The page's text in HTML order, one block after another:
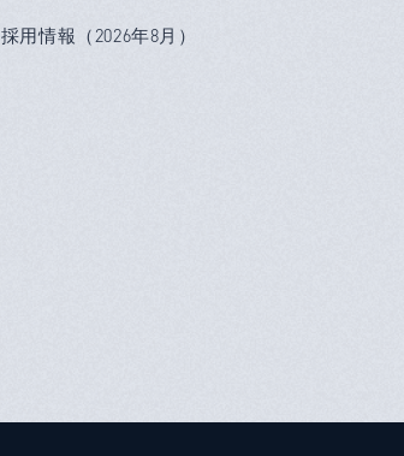
採用情報（2026年8月）